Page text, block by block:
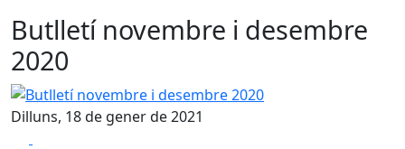
Butlletí novembre i desembre
2020
Butlletí novembre i desembre 2020
Dilluns, 18 de gener de 2021